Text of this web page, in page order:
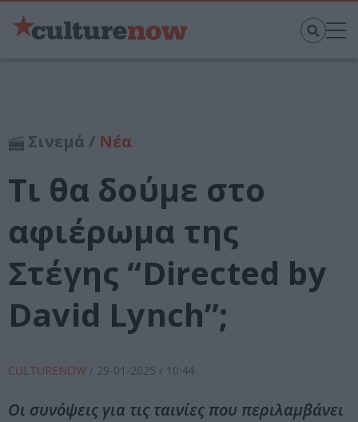
Σινεμά / Νέα
Τι θα δούμε στο
αφιέρωμα της
Στέγης “Directed by
David Lynch”;
CULTURENOW / 29-01-2025 / 10:44
Οι συνόψεις για τις ταινίες που περιλαμβάνει